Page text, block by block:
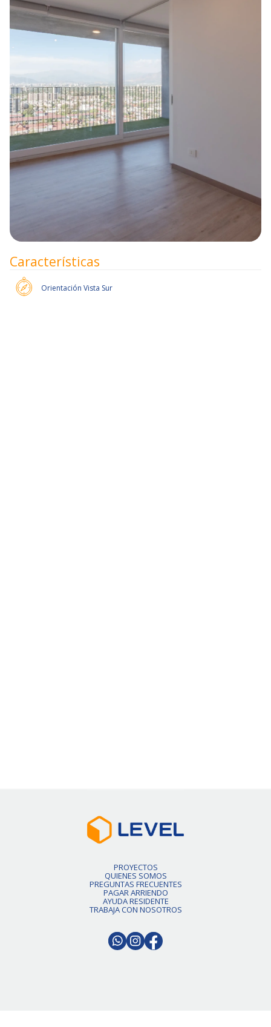
Características
Orientación Vista Sur
PROYECTOS
QUIENES SOMOS
PREGUNTAS FRECUENTES
PAGAR ARRIENDO
AYUDA RESIDENTE
TRABAJA CON NOSOTROS